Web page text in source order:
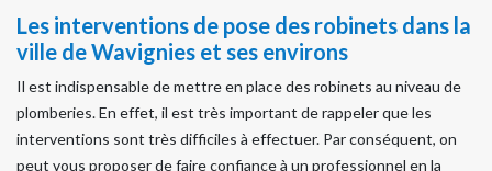
Les interventions de pose des robinets dans la
ville de Wavignies et ses environs
Il est indispensable de mettre en place des robinets au niveau de
plomberies. En effet, il est très important de rappeler que les
interventions sont très difficiles à effectuer. Par conséquent, on
peut vous proposer de faire confiance à un professionnel en la